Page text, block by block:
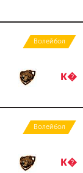
Волейбол
К�
Волейбол
К�